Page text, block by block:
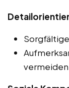
vermeiden